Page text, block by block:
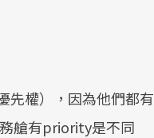
先權），因為他們都有
艙有priority是不同